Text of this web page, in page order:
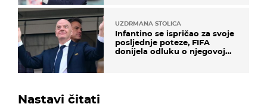
UZDRMANA STOLICA
Infantino se ispričao za svoje
posljednje poteze, FIFA
donijela odluku o njegovoj
Nastavi čitati